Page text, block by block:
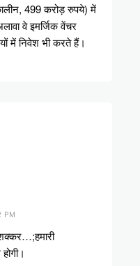
499 करोड़ रुपये) में
वे इमर्जिक वेंचर
में निवेश भी करते हैं।
PM